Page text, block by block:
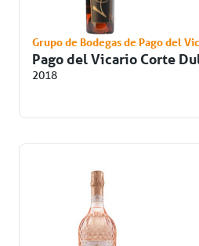
Grupo de Bodegas de Pago del
Pago del Vicario Corte
2018